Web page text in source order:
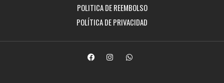
POLITICA DE REEMBOLSO
POLÍTICA DE PRIVACIDAD